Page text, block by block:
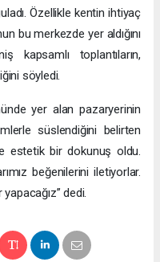
Özellikle kentin ihtiyaç
bu merkezde yer aldığını
kapsamlı toplantıların,
söyledi.
yer alan pazaryerinin
süslendiğini belirten
estetik bir dokunuş oldu.
beğenilerini iletiyorlar.
dedi.